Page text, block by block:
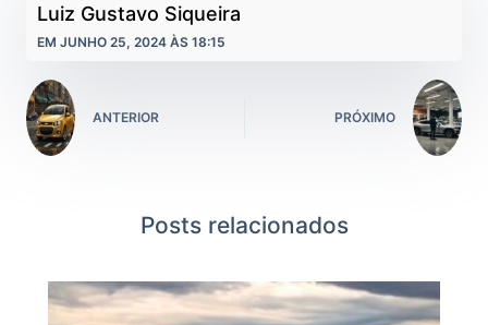
Luiz Gustavo Siqueira
EM JUNHO 25, 2024 ÀS 18:15
ANTERIOR PRÓXIMO
Posts relacionados